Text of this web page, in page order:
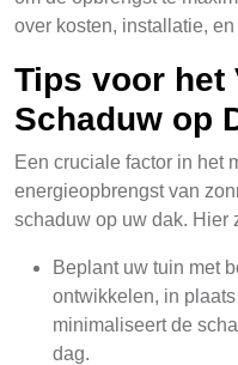
over kosten, installatie, en
Tips voor het
Schaduw op
Een cruciale factor in het
energieopbrengst van
schaduw op uw dak. Hier
Beplant uw tuin met
ontwikkelen, in
minimaliseert de
dag.